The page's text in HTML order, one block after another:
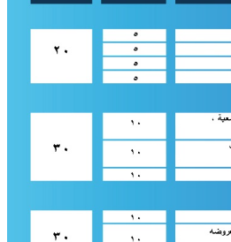
وحدات التطوير بالكلية
وحدة ضمان الجودة
عن الوحدة
أنشطة الوحدة
الادارى للوحدة
و أهداف الوحدة
المتكاملة
الخدمات الإلكترونية
وحدة التعليم الإلكترونى